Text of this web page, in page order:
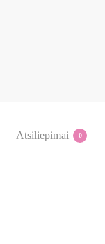
Atsiliepimai 0